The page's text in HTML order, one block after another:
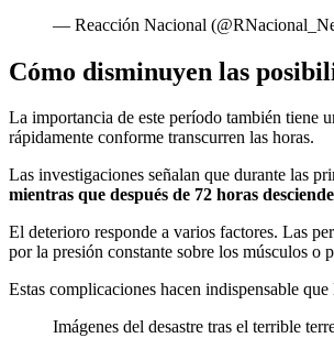
— Reacción Nacional
Cómo disminuyen las
La importancia de este período también tiene
rápidamente conforme transcurren las horas.
Las investigaciones señalan que durante las
mientras que después de 72 horas
El deterioro responde a varios factores. Las
por la presión constante sobre los músculos o
Estas complicaciones hacen indispensable
Imágenes del desastre tras el terrible